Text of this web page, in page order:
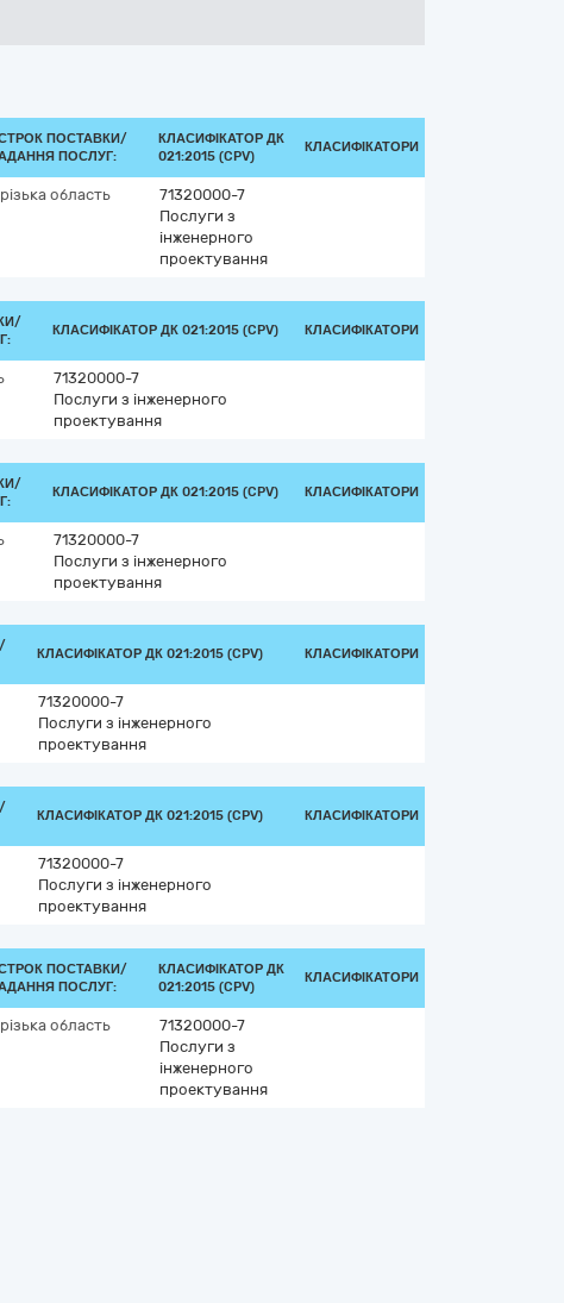
ПОСТАВКИ/
ПОСЛУГ:
КЛАСИФІКАТОР ДК
021:2015 (CPV)
КЛАСИФІКАТОРИ
область
71320000-7
Послуги з
інженерного
проектування
КЛАСИФІКАТОР ДК 021:2015 (CPV) КЛАСИФІКАТОРИ
71320000-7
Послуги з інженерного
проектування
КЛАСИФІКАТОР ДК 021:2015 (CPV) КЛАСИФІКАТОРИ
71320000-7
Послуги з інженерного
проектування
КЛАСИФІКАТОР ДК 021:2015 (CPV) КЛАСИФІКАТОРИ
71320000-7
Послуги з інженерного
проектування
КЛАСИФІКАТОР ДК 021:2015 (CPV) КЛАСИФІКАТОРИ
71320000-7
Послуги з інженерного
проектування
ПОСТАВКИ/
ПОСЛУГ:
КЛАСИФІКАТОР ДК
021:2015 (CPV)
КЛАСИФІКАТОРИ
область
71320000-7
Послуги з
інженерного
проектування